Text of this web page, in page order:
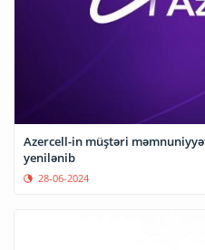
Azercell-in müştəri
yenilənib
28-06-2024